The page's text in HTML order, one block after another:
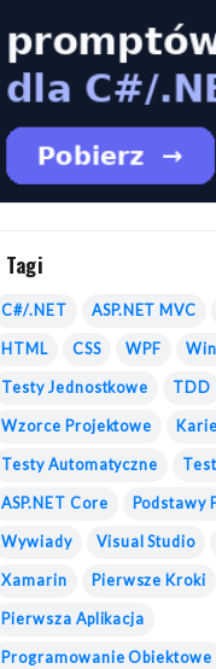
Tagi
C#/.NET ASP.NET MVC
HTML CSS WPF
Testy Jednostkowe TDD
Wzorce Projektowe
Testy Automatyczne
ASP.NET Core Podstawy
Wywiady Visual Studio
Xamarin Pierwsze Kroki
Pierwsza Aplikacja
Programowanie Obiektowe